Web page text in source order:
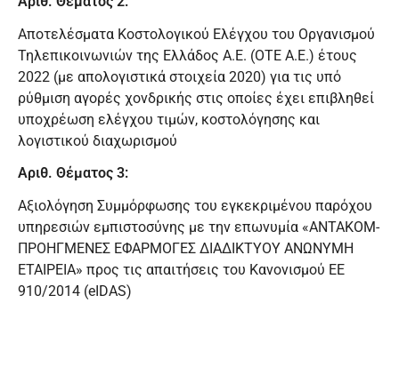
Αποτελέσματα Κοστολογικού Ελέγχου του Οργανισμού
Τηλεπικοινωνιών της Ελλάδος Α.Ε. (ΟΤΕ Α.Ε.) έτους
2022 (με απολογιστικά στοιχεία 2020) για τις υπό
ρύθμιση αγορές χονδρικής στις οποίες έχει επιβληθεί
υποχρέωση ελέγχου τιμών, κοστολόγησης και
λογιστικού διαχωρισμού
Αριθ. Θέματος 3:
Αξιολόγηση Συμμόρφωσης του εγκεκριμένου παρόχου
υπηρεσιών εμπιστοσύνης με την επωνυμία «ΑΝΤΑΚΟΜ-
ΠΡΟΗΓΜΕΝΕΣ ΕΦΑΡΜΟΓΕΣ ΔΙΑΔΙΚΤΥΟΥ ΑΝΩΝΥΜΗ
ΕΤΑΙΡΕΙΑ» προς τις απαιτήσεις του Κανονισμού ΕΕ
910/2014 (eIDAS)